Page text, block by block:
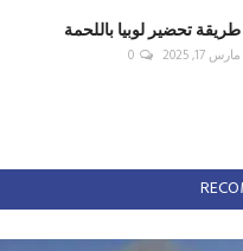
طريقة تحضير لوبيا باللحمة
مارس 17, 2025 0